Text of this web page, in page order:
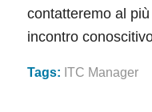
contatteremo al
incontro
Tags: ITC Manager